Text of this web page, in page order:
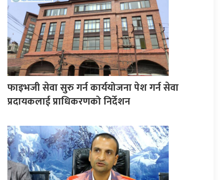
फाइभजी सेवा सुरु गर्न कार्ययोजना पेश गर्न सेवा
प्रदायकलाई प्राधिकरणको निर्देशन